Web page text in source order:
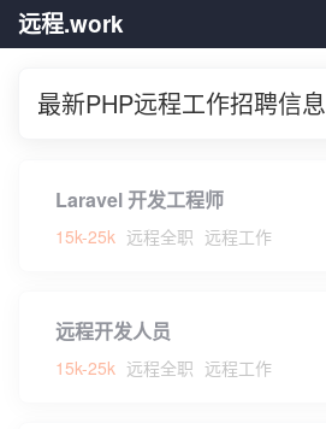
远程.work
最新PHP远程工作招聘信息
Laravel 开发工程师
15k-25k 远程全职 远程工作
远程开发人员
15k-25k 远程全职 远程工作